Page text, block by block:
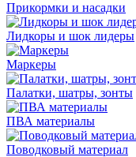
Прикормки и насадки
Лидкоры и шок лидеры
Маркеры
Палатки, шатры, зонты
ПВА материалы
Поводковый материал